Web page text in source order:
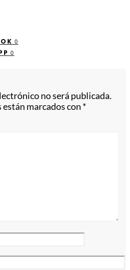
0
0
no será publicada.
marcados con *